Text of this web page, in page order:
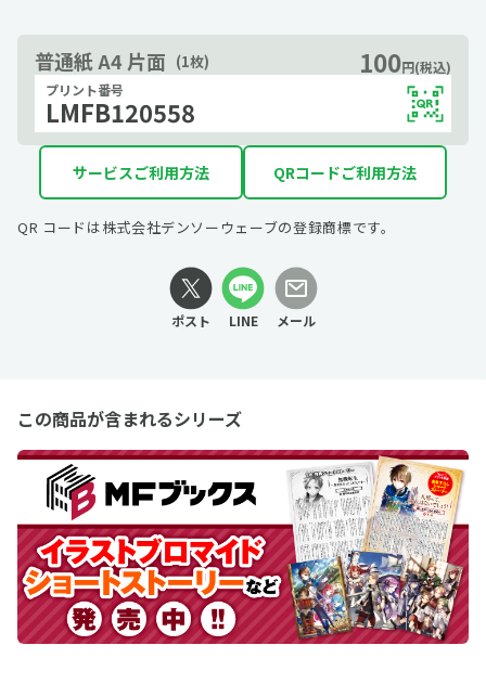
普通紙 A4 片面 (1枚) 100円(税込)
プリント番号
LMFB120558
サービスご利用方法 QRコードご利用方法
QR コードは株式会社デンソーウェーブの登録商標です。
ポスト LINE メール
この商品が含まれるシリーズ